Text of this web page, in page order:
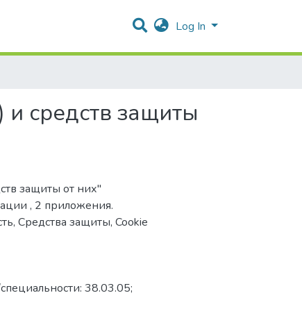
Log In
средств защиты
защиты от них"
, 2 приложения.
Средства защиты, Cookie
38.03.05;